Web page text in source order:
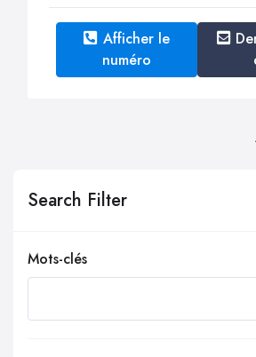
Search Filter
Mots-clés
Afficher le
numéro